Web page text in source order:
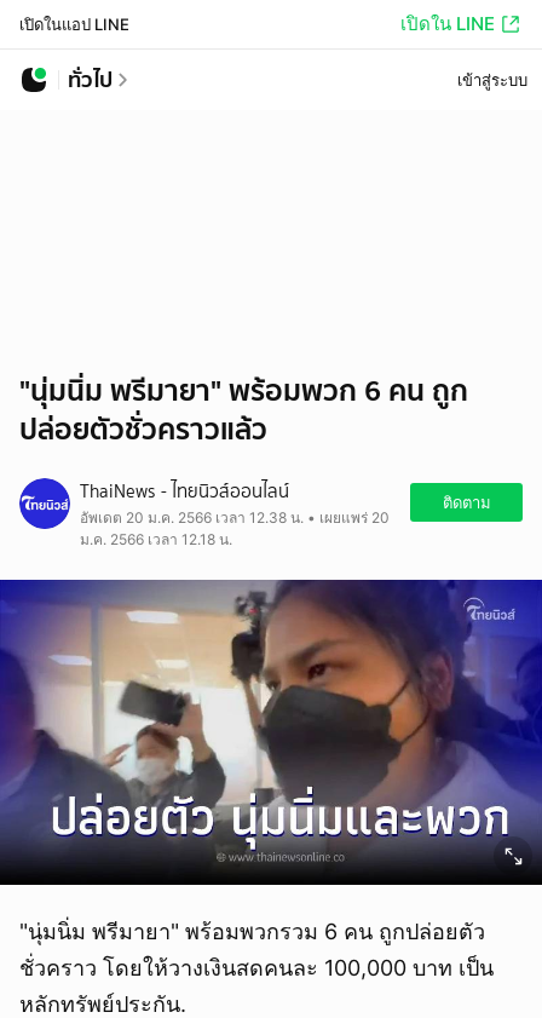
เปิดในแอป LINE เปิดใน LINE
ทั่วไป เข้าสู่ระบบ
"นุ่มนิ่ม พรีมายา" พร้อมพวก 6 คน ถูก
ปล่อยตัวชั่วคราวแล้ว
ThaiNews - ไทยนิวส์ออนไลน์
อัพเดต 20 ม.ค. 2566 เวลา 12.38 น. • เผยแพร่ 20
ม.ค. 2566 เวลา 12.18 น.
ติดตาม
"นุ่มนิ่ม พรีมายา" พร้อมพวกรวม 6 คน ถูกปล่อยตัว
ชั่วคราว โดยให้วางเงินสดคนละ 100,000 บาท เป็น
หลักทรัพย์ประกัน.